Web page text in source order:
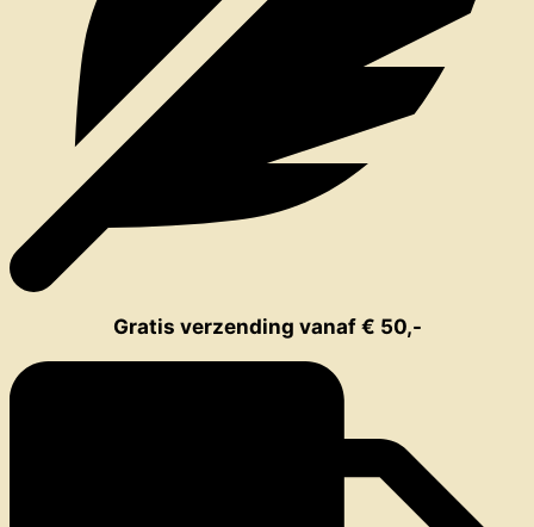
Gratis verzending vanaf € 50,-